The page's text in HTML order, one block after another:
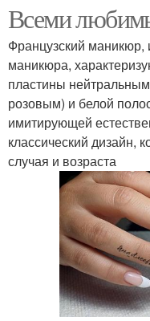
Всеми
Французский
маникюра,
пластины
розовым) и белой
имитирующей
классический дизайн,
случая и возраста